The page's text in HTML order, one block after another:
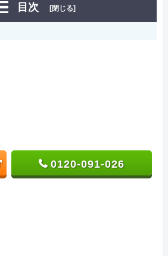
目次 [閉じる]
0120-091-026